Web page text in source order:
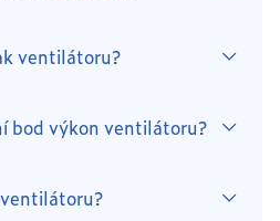
ventilátoru?
bod výkon ventilátoru?